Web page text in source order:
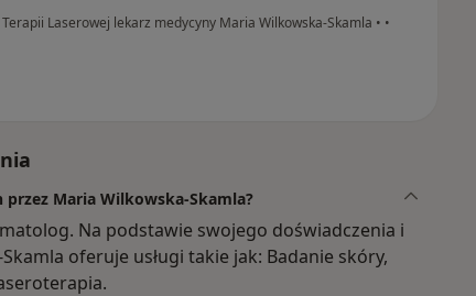
Laserowej lekarz medycyny Maria Wilkowska-Skamla • •
Maria Wilkowska-Skamla?
Na podstawie swojego doświadczenia i
oferuje usługi takie jak: Badanie skóry,